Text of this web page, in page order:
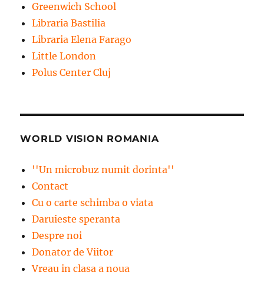
Greenwich School
Libraria Bastilia
Libraria Elena Farago
Little London
Polus Center Cluj
WORLD VISION ROMANIA
''Un microbuz numit dorinta''
Contact
Cu o carte schimba o viata
Daruieste speranta
Despre noi
Donator de Viitor
Vreau in clasa a noua